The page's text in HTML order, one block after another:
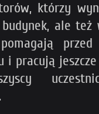
którzy
ale też
przed
i pracują